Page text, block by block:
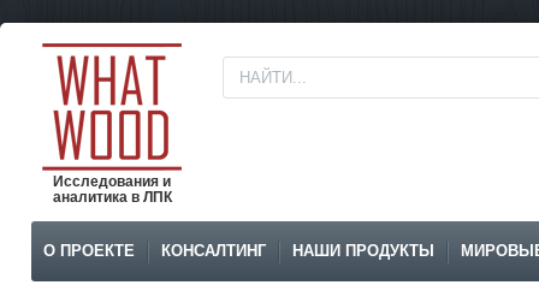
Исследования и
аналитика в ЛПК
О ПРОЕКТЕ КОНСАЛТИНГ НАШИ ПРОДУКТЫ